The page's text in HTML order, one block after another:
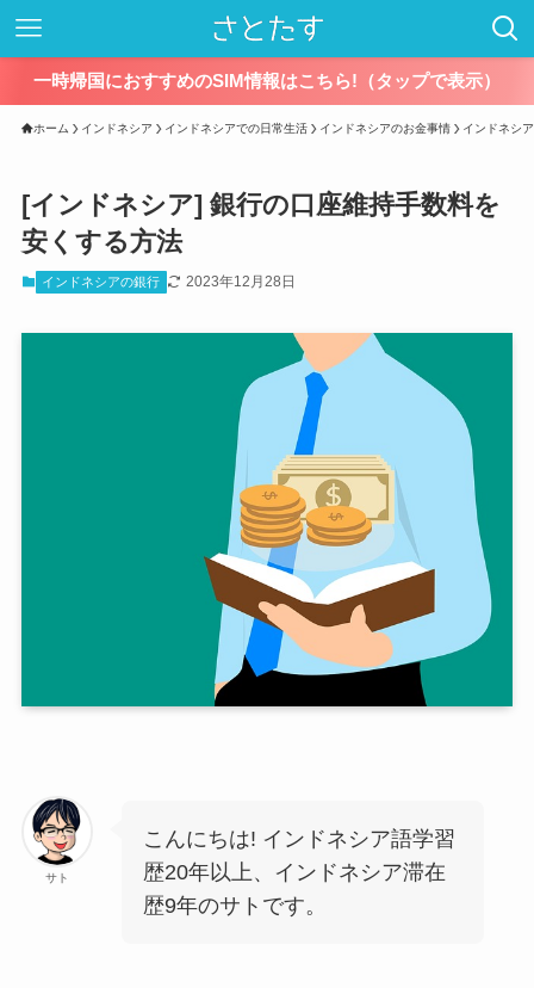
一時帰国におすすめのSIM情報はこちら!（タップで表示）
ホーム インドネシア インドネシアでの日常生活 インドネシアのお金事情 インドネシ
[インドネシア] 銀行の口座維持手数料を
安くする方法
インドネシアの銀行 2023年12月28日
サト
こんにちは! インドネシア語学習
歴20年以上、インドネシア滞在
歴9年のサトです。